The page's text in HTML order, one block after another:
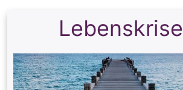
Lebenskrise